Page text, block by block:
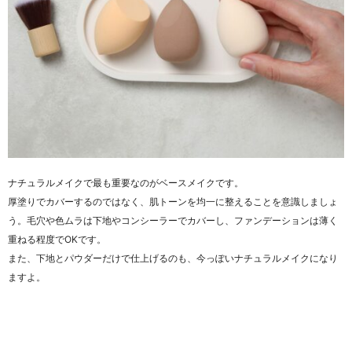
ナチュラルメイクで最も重要なのがベースメイクです。
厚塗りでカバーするのではなく、肌トーンを均一に整えることを意識しましょ
う。毛穴や色ムラは下地やコンシーラーでカバーし、ファンデーションは薄く
重ねる程度でOKです。
また、下地とパウダーだけで仕上げるのも、今っぽいナチュラルメイクになり
ますよ。